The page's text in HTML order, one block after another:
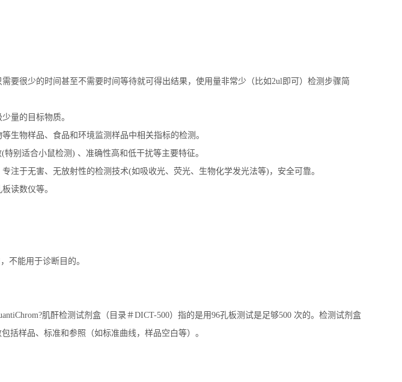
要很少的时间甚至不需要时间等待就可得出结果，使用量非常少（比如2ul即可）检测步骤简
量的目标物质。
生物样品、食品和环境监测样品中相关指标的检测。
(特别适合小鼠检测 ) 、准确性高和低干扰等主要特征。
注于无害、无放射性的检测技术(如吸收光、荧光、生物化学发光法等) ，安全可靠。
读数仪等。
不能用于诊断目的。
肌酐检测试剂盒（目录＃DICT-500）指的是用96孔板测试是足够500 次的。检测试剂盒
括样品、标准和参照（如标准曲线，样品空白等）。